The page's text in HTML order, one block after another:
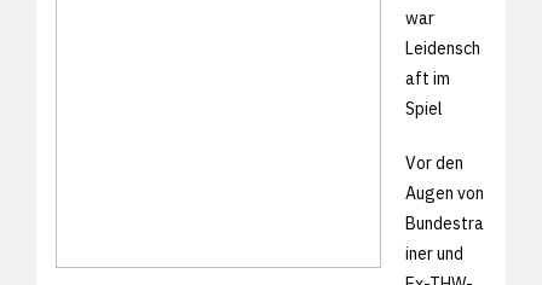
war
Leidensch
aft im
Spiel
Vor den
Augen von
Bundestra
iner und